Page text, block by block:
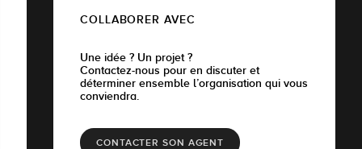
COLLABORER AVEC
Une idée ? Un projet ?
Contactez-nous pour en discuter et
déterminer ensemble l’organisation qui vous
conviendra.
CONTACTER SON AGENT